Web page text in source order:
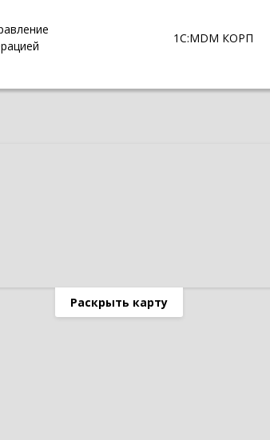
1С:MDM КОРП
Раскрыть карту